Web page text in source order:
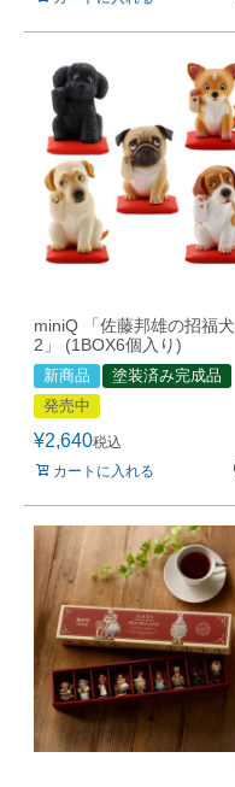
miniQ 「佐藤邦雄の招福犬
2」 (1BOX6個入り)
新商品
塗装済み完成品
発売中
¥2,640税込
カートに入れる